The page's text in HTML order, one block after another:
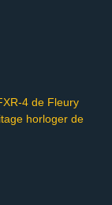
4 de Fleury
horloger de